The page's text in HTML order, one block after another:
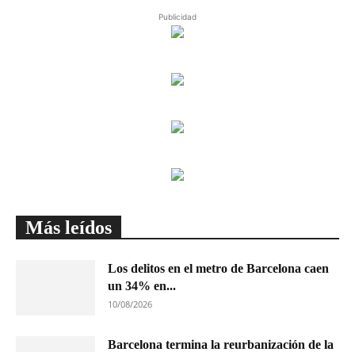
Publicidad
Más leídos
Los delitos en el metro de Barcelona caen
un 34% en...
10/08/2026
Barcelona termina la reurbanización de la